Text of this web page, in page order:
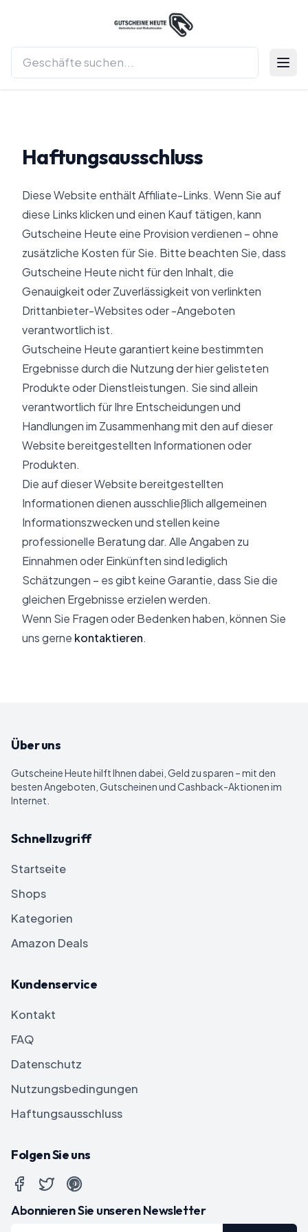
Haftungsausschluss
Diese Website enthält Affiliate-Links. Wenn Sie auf
diese Links klicken und einen Kauf tätigen, kann
Gutscheine Heute eine Provision verdienen – ohne
zusätzliche Kosten für Sie. Bitte beachten Sie, dass
Gutscheine Heutenicht für den Inhalt, die
Genauigkeit oder Zuverlässigkeit von verlinkten
Drittanbieter-Websites oder -Angeboten
verantwortlich ist.
Gutscheine Heutegarantiert keine bestimmten
Ergebnisse durch die Nutzung der hier gelisteten
Produkte oder Dienstleistungen. Sie sind allein
verantwortlich für Ihre Entscheidungen und
Handlungen im Zusammenhang mit den auf dieser
Website bereitgestellten Informationen oder
Produkten.
Die auf dieser Website bereitgestellten
Informationen dienen ausschließlich allgemeinen
Informationszwecken und stellen keine
professionelle Beratung dar. Alle Angaben zu
Einnahmen oder Einkünften sind lediglich
Schätzungen – es gibt keine Garantie, dass Sie die
gleichen Ergebnisse erzielen werden.
Wenn Sie Fragen oder Bedenken haben, können Sie
uns gerne kontaktieren.
Über uns
Gutscheine Heutehilft Ihnen dabei, Geld zu sparen – mit den
besten Angeboten, Gutscheinen und Cashback-Aktionen im
Internet.
Schnellzugriff
Startseite
Shops
Kategorien
Amazon Deals
Kundenservice
Kontakt
FAQ
Datenschutz
Nutzungsbedingungen
Haftungsausschluss
Folgen Sie uns
Abonnieren Sie unseren Newsletter